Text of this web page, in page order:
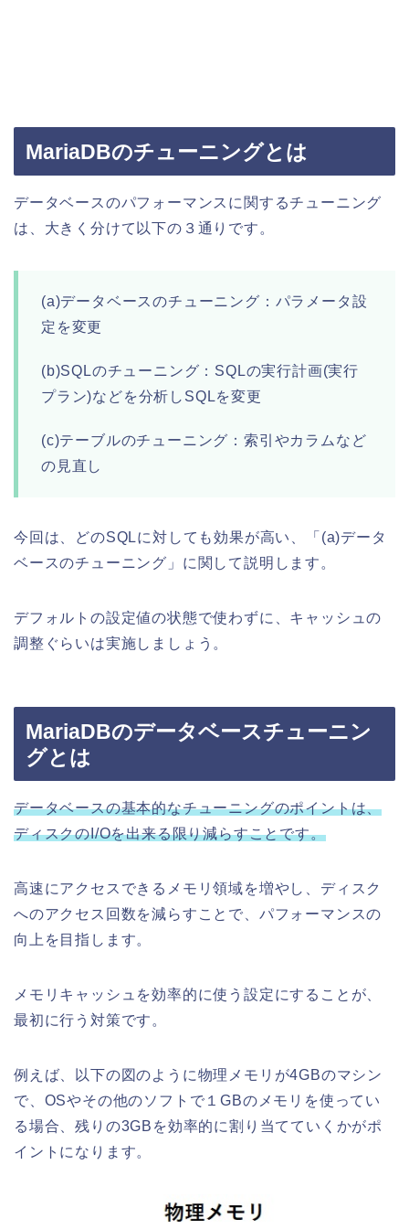
MariaDBのチューニングとは
データベースのパフォーマンスに関するチューニング
は、大きく分けて以下の３通りです。
(a)データベースのチューニング：パラメータ設
定を変更
(b)SQLのチューニング：SQLの実行計画(実行
プラン)などを分析しSQLを変更
(c)テーブルのチューニング：索引やカラムなど
の見直し
今回は、どのSQLに対しても効果が高い、「(a)データ
ベースのチューニング」に関して説明します。
デフォルトの設定値の状態で使わずに、キャッシュの
調整ぐらいは実施しましょう。
MariaDBのデータベースチューニン
グとは
データベースの基本的なチューニングのポイントは、
ディスクのI/Oを出来る限り減らすことです。
高速にアクセスできるメモリ領域を増やし、ディスク
へのアクセス回数を減らすことで、パフォーマンスの
向上を目指します。
メモリキャッシュを効率的に使う設定にすることが、
最初に行う対策です。
例えば、以下の図のように物理メモリが4GBのマシン
で、OSやその他のソフトで１GBのメモリを使ってい
る場合、残りの3GBを効率的に割り当てていくかがポ
イントになります。